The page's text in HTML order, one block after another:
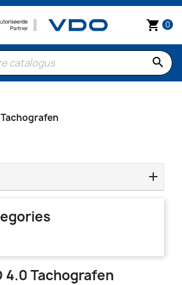
shopping_cart 0
search
Tachografen
4.0 Tachografen